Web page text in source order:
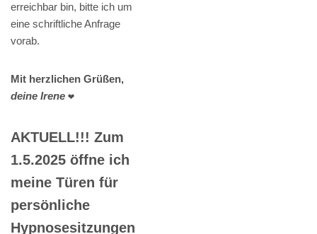
erreichbar bin, bitte ich um
eine schriftliche Anfrage
vorab.
Mit herzlichen Grüßen,
deine Irene ❤️
AKTUELL!!! Zum
1.5.2025 öffne ich
meine Türen für
persönliche
Hypnosesitzungen